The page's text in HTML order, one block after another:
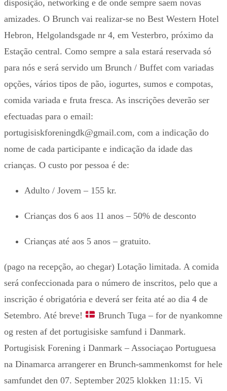
disposição, networking e de onde sempre saem novas
amizades. O Brunch vai realizar-se no Best Western Hotel
Hebron, Helgolandsgade nr 4, em Vesterbro, próximo da
Estação central. Como sempre a sala estará reservada só
para nós e será servido um Brunch / Buffet com variadas
opções, vários tipos de pão, iogurtes, sumos e compotas,
comida variada e fruta fresca. As inscrições deverão ser
efectuadas para o email:
portugisiskforeningdk@gmail.com, com a indicação do
nome de cada participante e indicação da idade das
crianças. O custo por pessoa é de:
Adulto / Jovem – 155 kr.
Crianças dos 6 aos 11 anos – 50% de desconto
Crianças até aos 5 anos – gratuito.
(pago na recepção, ao chegar) Lotação limitada. A comida
será confeccionada para o número de inscritos, pelo que a
inscrição é obrigatória e deverá ser feita até ao dia 4 de
Setembro. Até breve!
Brunch Tuga – for de nyankomne
og resten af det portugisiske samfund i Danmark.
Portugisisk Forening i Danmark – Associaçao Portuguesa
na Dinamarca arrangerer en Brunch-sammenkomst for hele
samfundet den 07. September 2025 klokken 11:15. Vi